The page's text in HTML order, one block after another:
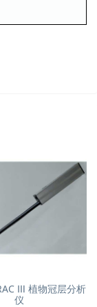
Ⅲ 植物冠层分析
仪